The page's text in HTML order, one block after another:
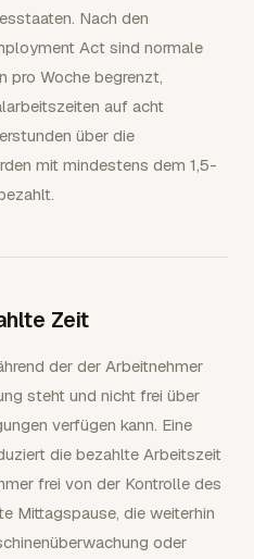
Nach den
Act sind normale
pro Woche begrenzt,
auf acht
über die
mit mindestens dem 1,5-
Zeit
der der Arbeitnehmer
steht und nicht frei über
verfügen kann. Eine
die bezahlte Arbeitszeit
frei von der Kontrolle des
Mittagspause, die weiterhin
oder